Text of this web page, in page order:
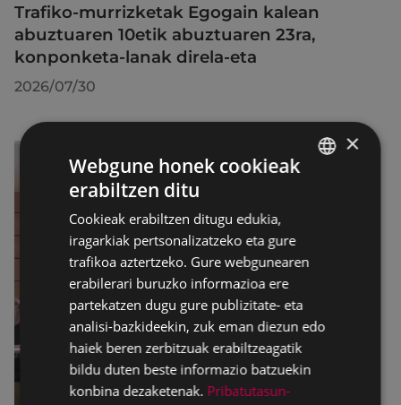
Trafiko-murrizketak Egogain kalean
abuztuaren 10etik abuztuaren 23ra,
konponketa-lanak direla-eta
2026/07/30
×
Webgune honek cookieak
erabiltzen ditu
Cookieak erabiltzen ditugu edukia,
iragarkiak pertsonalizatzeko eta gure
trafikoa aztertzeko. Gure webgunearen
erabilerari buruzko informazioa ere
partekatzen dugu gure publizitate- eta
analisi-bazkideekin, zuk eman diezun edo
haiek beren zerbitzuak erabiltzeagatik
bildu duten beste informazio batzuekin
konbina dezaketenak. Pribatutasun-